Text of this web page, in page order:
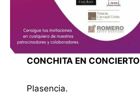
CONCHITA EN CONCIERTO
Plasencia.